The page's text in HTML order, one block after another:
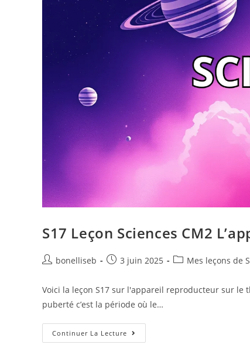
S17 Leçon Sciences CM2
bonelliseb 3 juin 2025 Mes leçons de
Voici la leçon S17 sur l'appareil reproducteur sur le
puberté c’est la période où le…
Continuer La Lecture